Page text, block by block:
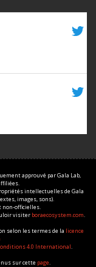
approuvé par Gala Lab,
intellectuelles de Gala
images, sons).
non-officielles.
visiter boraecosystem.com.
selon les termes de la licence
4.0 International.
sur cette page.